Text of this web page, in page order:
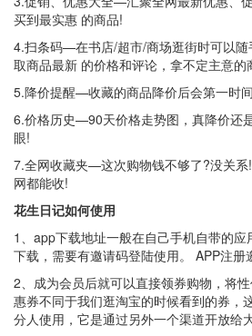
买到最实惠 的商品!
4.扫条码—在书店/超市/商场逛街时可以
取商品最新 的价格和评论，拿不定主意的
5.降价提醒—收藏的商品降价后会第一时
6.价格历史—90天价格走势图，真降价还
眼!
7.全网收藏夹—这次购物钱不够了?没关
网都能收!
花生日记如何使用
1、app下载地址一般在自己手机自带的
下载，需要有邀请码登陆使用。 APP注册
2、成为会员后就可以直接领券购物，将
惠券不同于我们逛淘宝的时候看到的券，
分人使用，它是通过另外一个渠道开放给